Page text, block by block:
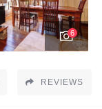
6
REVIEWS